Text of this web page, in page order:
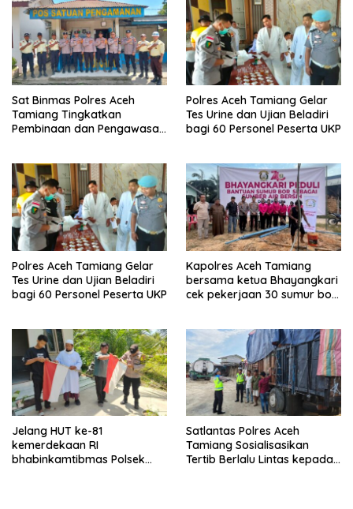
Sat Binmas Polres Aceh
Tamiang Tingkatkan
Pembinaan dan Pengawasan
Polres Aceh Tamiang Gelar
Tes Urine dan Ujian Beladiri
bagi 60 Personel Peserta UKP
Polres Aceh Tamiang Gelar
Tes Urine dan Ujian Beladiri
bagi 60 Personel Peserta UKP
Kapolres Aceh Tamiang
bersama ketua Bhayangkari
cek pekerjaan 30 sumur bor
Jelang HUT ke-81
kemerdekaan RI
bhabinkamtibmas Polsek
Satlantas Polres Aceh
Tamiang Sosialisasikan
Tertib Berlalu Lintas kepada